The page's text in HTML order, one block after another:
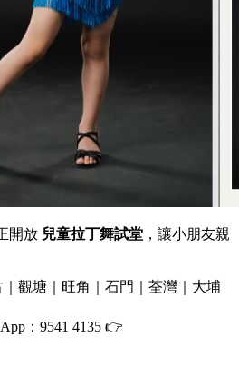
開放 兒童拉丁舞試堂 ，讓小朋友親
觀塘｜旺角｜石門｜荃灣｜大埔
：9541 4135 👉